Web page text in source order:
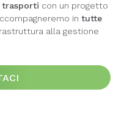
trasporti con un progetto
in tutte
alla gestione
trasporti con un progetto
in tutte
alla gestione
trasporti con un progetto
in tutte
alla gestione